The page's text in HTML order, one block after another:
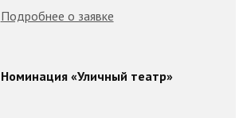
Подробнее о заявке
Номинация «Уличный театр»